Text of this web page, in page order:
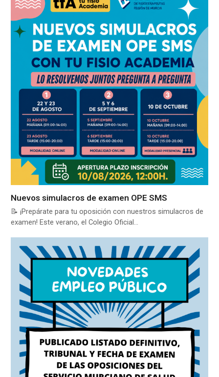
Nuevos simulacros de examen OPE SMS
📝 ¡Prepárate para tu oposición con nuestros simulacros de
examen! Este verano, el Colegio Oficial…